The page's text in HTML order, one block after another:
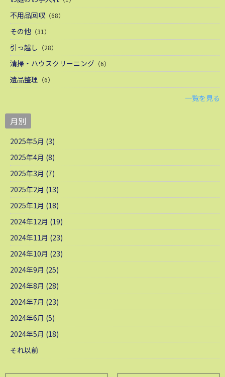
不用品回収 （68）
その他 （31）
引っ越し （28）
清掃・ハウスクリーニング （6）
遺品整理 （6）
一覧を見る
月別
2025年5月 (3)
2025年4月 (8)
2025年3月 (7)
2025年2月 (13)
2025年1月 (18)
2024年12月 (19)
2024年11月 (23)
2024年10月 (23)
2024年9月 (25)
2024年8月 (28)
2024年7月 (23)
2024年6月 (5)
2024年5月 (18)
それ以前